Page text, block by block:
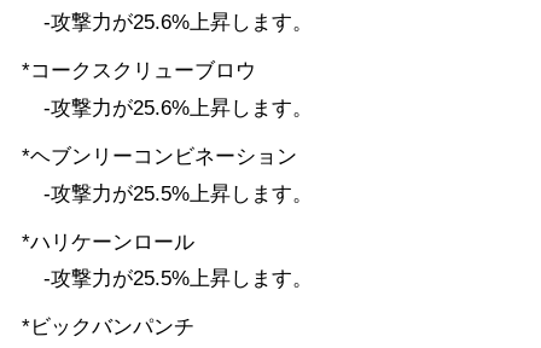
-攻撃力が25.6%上昇します。
*コークスクリューブロウ
-攻撃力が25.6%上昇します。
*ヘブンリーコンビネーション
-攻撃力が25.5%上昇します。
*ハリケーンロール
-攻撃力が25.5%上昇します。
*ビックバンパンチ